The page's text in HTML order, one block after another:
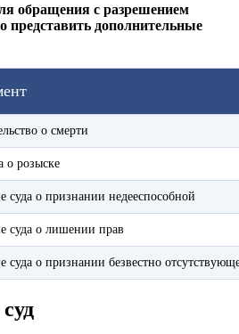
обращения с разрешением
представить дополнительные
о смерти
о розыске
суда о признании недееспособной
суда о лишении прав
суда о признании безвестно